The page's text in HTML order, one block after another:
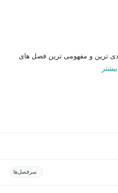
ترین و مفهومی ترین فصل های
بیشتر
سرفصل‌ها